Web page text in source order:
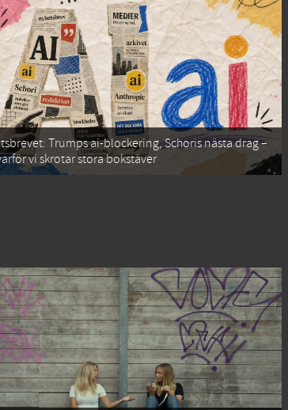
Trumps ai-blockering, Schoris nästa drag –
vi skrotar stora bokstäver